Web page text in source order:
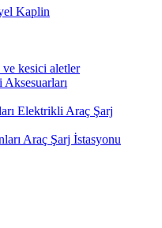
Kaplin
kesici aletler
Elektrikli Araç Şarj
Araç Şarj İstasyonu